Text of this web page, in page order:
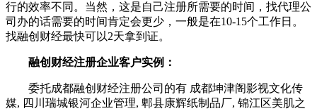
行的效率不同。当然，这是自己注册所需要的时间，找代理公
司办的话需要的时间肯定会更少，一般是在10-15个工作日。
找融创财经最快可以2天拿到证。
融创财经注册企业客户实例：
委托成都融创财经注册公司的有 成都坤津阁影视文化传
媒, 四川瑞城银河企业管理, 郫县康辉纸制品厂, 锦江区美肌之